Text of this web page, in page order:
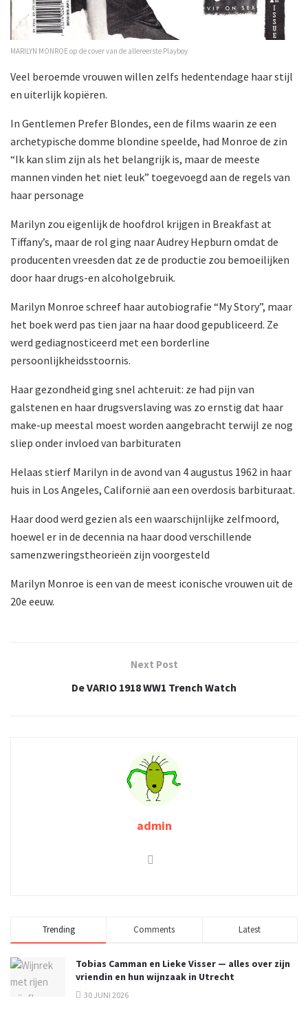
MARILYN MONROE op de cover van de allereerste Playboy
Veel beroemde vrouwen willen zelfs hedentendage haar stijl
en uiterlijk kopiëren.
In Gentlemen Prefer Blondes, een de films waarin ze een
archetypische domme blondine speelde, had Monroe de zin
“Ik kan slim zijn als het belangrijk is, maar de meeste
mannen vinden het niet leuk” toegevoegd aan de regels van
haar personage
Marilyn zou eigenlijk de hoofdrol krijgen in Breakfast at
Tiffany’s, maar de rol ging naar Audrey Hepburn omdat de
producenten vreesden dat ze de productie zou bemoeilijken
door haar drugs-en alcoholgebruik.
Marilyn Monroe schreef haar autobiografie “My Story”, maar
het boek werd pas tien jaar na haar dood gepubliceerd. Ze
werd gediagnosticeerd met een borderline
persoonlijkheidsstoornis.
Haar gezondheid ging snel achteruit: ze had pijn van
galstenen en haar drugsverslaving was zo ernstig dat haar
make-up meestal moest worden aangebracht terwijl ze nog
sliep onder invloed van barbituraten
Helaas stierf Marilyn in de avond van 4 augustus 1962 in haar
huis in Los Angeles, Californië aan een overdosis barbituraat.
Haar dood werd gezien als een waarschijnlijke zelfmoord,
hoewel er in de decennia na haar dood verschillende
samenzweringstheorieën zijn voorgesteld
Marilyn Monroe is een van de meest iconische vrouwen uit de
20e eeuw.
Next Post
De VARIO 1918 WW1 Trench Watch
admin
Trending Comments Latest
Tobias Camman en Lieke Visser — alles over zijn
vriendin en hun wijnzaak in Utrecht
30 JUNI 2026